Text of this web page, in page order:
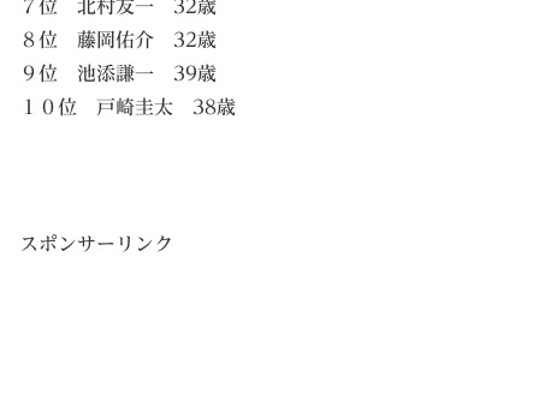
７位 北村友一 32歳
８位 藤岡佑介 32歳
９位 池添謙一 39歳
１０位 戸崎圭太 38歳
スポンサーリンク